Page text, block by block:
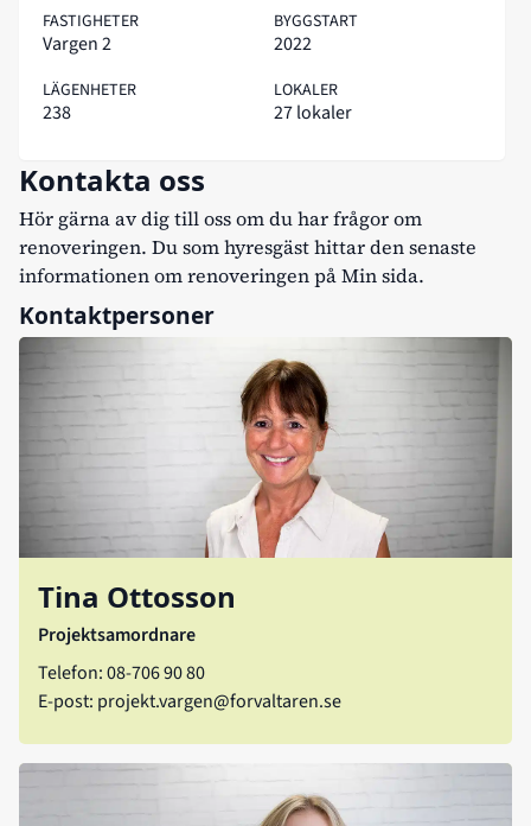
FASTIGHETER
Vargen 2
BYGGSTART
2022
LÄGENHETER
238
LOKALER
27 lokaler
Kontakta oss
Hör gärna av dig till oss om du har frågor om
renoveringen. Du som hyresgäst hittar den senaste
informationen om renoveringen påMin sida.
Kontaktpersoner
Tina Ottosson
Projektsamordnare
Telefon: 08-706 90 80
E-post: projekt.vargen@forvaltaren.se